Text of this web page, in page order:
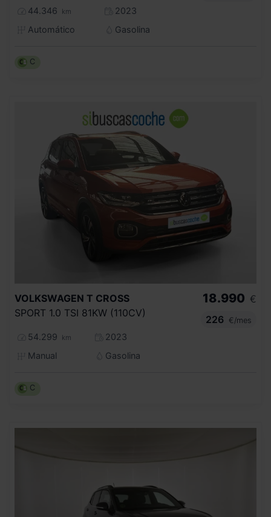
44.346 km
2023
Automático
Gasolina
C
VOLKSWAGEN T CROSS
SPORT 1.0 TSI 81KW (110CV)
54.299 km
2023
Manual
Gasolina
18.990 €
226
€/mes
C